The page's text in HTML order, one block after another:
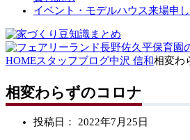
イベント・モデルハウス来場申
HOMEスタッフブログ中沢 信和相変わ
相変わらずのコロナ
投稿日： 2022年7月25日